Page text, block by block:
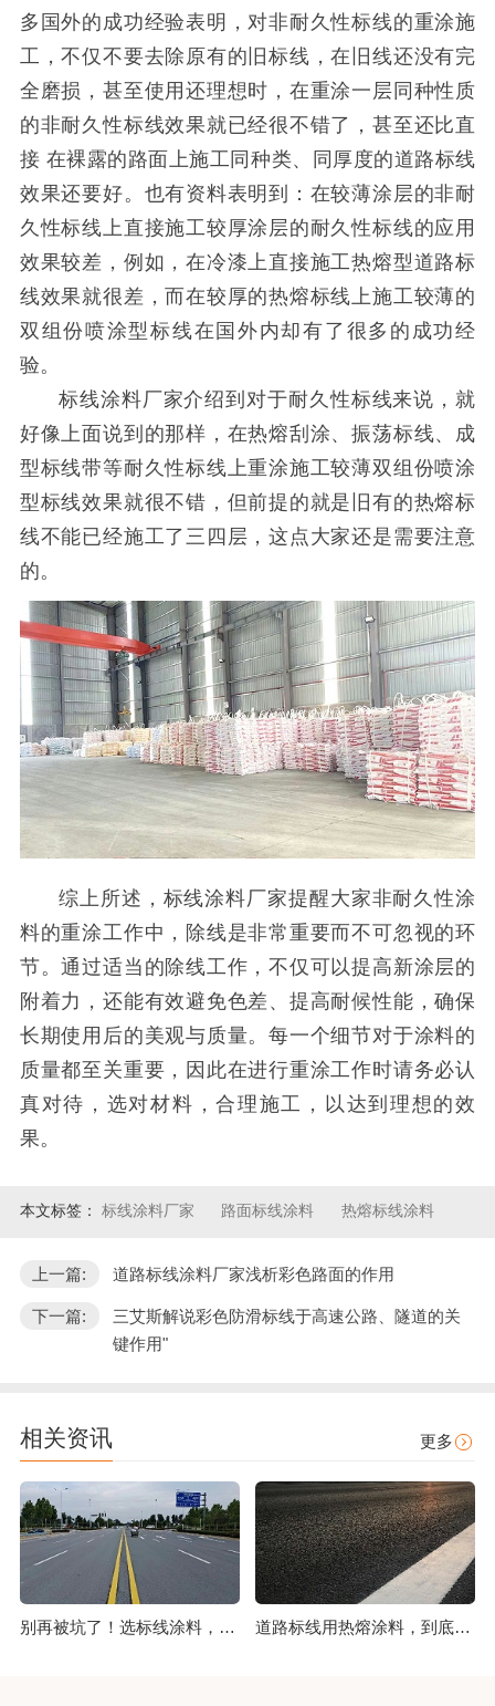
多国外的成功经验表明，对非耐久性标线的重涂施
工，不仅不要去除原有的旧标线，在旧线还没有完
全磨损，甚至使用还理想时，在重涂一层同种性质
的非耐久性标线效果就已经很不错了，甚至还比直
接 在裸露的路面上施工同种类、同厚度的道路标线
效果还要好。也有资料表明到：在较薄涂层的非耐
久性标线上直接施工较厚涂层的耐久性标线的应用
效果较差，例如，在冷漆上直接施工热熔型道路标
线效果就很差，而在较厚的热熔标线上施工较薄的
双组份喷涂型标线在国外内却有了很多的成功经
验。
标线涂料厂家介绍到对于耐久性标线来说，就
好像上面说到的那样，在热熔刮涂、振荡标线、成
型标线带等耐久性标线上重涂施工较薄双组份喷涂
型标线效果就很不错，但前提的就是旧有的热熔标
线不能已经施工了三四层，这点大家还是需要注意
的。
综上所述，标线涂料厂家提醒大家非耐久性涂
料的重涂工作中，除线是非常重要而不可忽视的环
节。通过适当的除线工作，不仅可以提高新涂层的
附着力，还能有效避免色差、提高耐候性能，确保
长期使用后的美观与质量。每一个细节对于涂料的
质量都至关重要，因此在进行重涂工作时请务必认
真对待，选对材料，合理施工，以达到理想的效
果。
本文标签： 标线涂料厂家 路面标线涂料 热熔标线涂料
上一篇: 道路标线涂料厂家浅析彩色路面的作用
下一篇:
三艾斯解说彩色防滑标线于高速公路、隧道的关
键作用"
相关资讯 更多
别再被坑了！选标线涂料，这几点比价格更重要 道路标线用热熔涂料，到底好在哪？